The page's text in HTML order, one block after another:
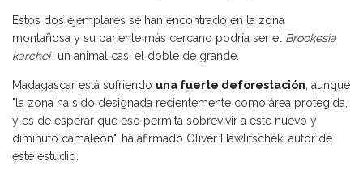
Estos dos ejemplares se han encontrado en la zona
montañosa y su pariente más cercano podría ser el Brookesia
karchei', un animal casi el doble de grande.
Madagascar está sufriendo una fuerte deforestación , aunque
"la zona ha sido designada recientemente como área protegida,
y es de esperar que eso permita sobrevivir a este nuevo y
diminuto camaleón", ha afirmado Oliver Hawlitschek, autor de
este estudio.